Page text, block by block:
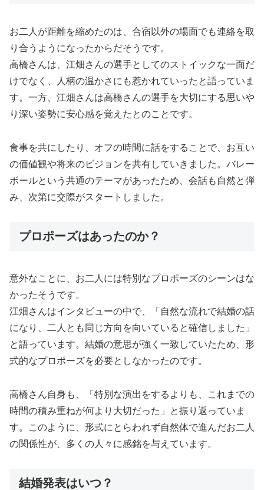
お二人が距離を縮めたのは、合宿以外の場面でも連絡を取
り合うようになったからだそうです。
高橋さんは、江畑さんの選手としてのストイックな一面だ
けでなく、人柄の温かさにも惹かれていったと語っていま
す。一方、江畑さんは高橋さんの選手を大切にする思いや
り深い姿勢に安心感を覚えたとのことです。
食事を共にしたり、オフの時間に話をすることで、お互い
の価値観や将来のビジョンを共有していきました。バレー
ボールという共通のテーマがあったため、会話も自然と弾
み、次第に交際がスタートしました。
プロポーズはあったのか？
意外なことに、お二人には特別なプロポーズのシーンはな
かったそうです。
江畑さんはインタビューの中で、「自然な流れで結婚の話
になり、二人とも同じ方向を向いていると確信しました」
と語っています。結婚の意思が強く一致していたため、形
式的なプロポーズを必要としなかったのです。
高橋さん自身も、「特別な演出をするよりも、これまでの
時間の積み重ねが何より大切だった」と振り返っていま
す。このように、形式にとらわれず自然体で進んだお二人
の関係性が、多くの人々に感銘を与えています。
結婚発表はいつ？